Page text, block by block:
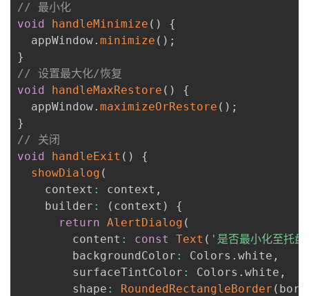
// 最小化
void
handleMinimize ( )
{
  appWindow
. minimize ( ) ;
}
// 设置最大化/恢复
void
handleMaxRestore ( )
{
  appWindow
. maximizeOrRestore ( ) ;
}
// 关闭
void
handleExit ( )
{
showDialog (
    context
: context ,
    builder
: ( context )
{
return AlertDialog (
        content
: const Text ( '是否最小化至托
        backgroundColor
: Colors . white ,
        surfaceTintColor
: Colors . white ,
        shape
: RoundedRectangleBorder (